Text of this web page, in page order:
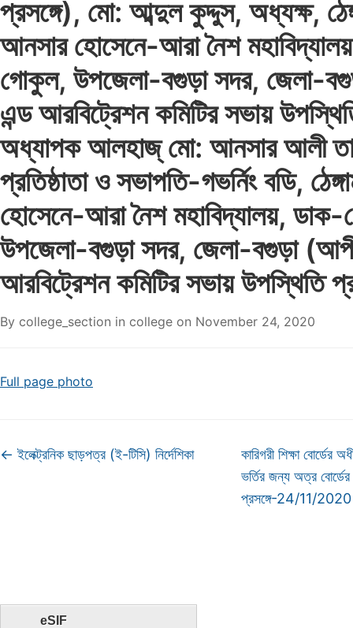
eSIF
প্রসঙ্গে), মো: আব্দুল কুদ্দুস, অধ্যক্ষ,
আনসার হোসেনে-আরা নৈশ
গোকুল, উপজেলা-বগুড়া সদর, জেলা-
এন্ড আরবিট্রেশন কমিটির সভায়
অধ্যাপক আলহাজ্ মো: আনসার আলী
প্রতিষ্ঠাতা ও সভাপতি-গভর্নিং বডি,
হোসেনে-আরা নৈশ মহাবিদ্যালয়,
উপজেলা-বগুড়া সদর, জেলা-বগুড়া
আরবিট্রেশন কমিটির সভায় উপস্থিতি
By college_section in college on November 24, 2020
Full page photo
← ইলেক্ট্রনিক ছাড়পত্র (ই-টিসি) নির্দেশিকা
কারিগরী শিক্ষা বোর্ডের
ভর্তির জন্য অত্র বোর্ডের
প্রসঙ্গে-24/11/